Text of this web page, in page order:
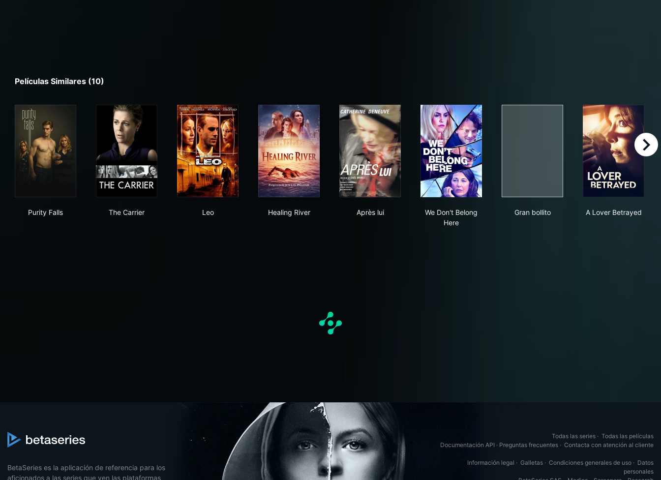
Películas Similares (10)
Purity Falls
The Carrier
Leo
Healing River
Après lui
We Don't Belong
Here
Gran bollito
A Lover Betrayed
right
BetaSeries es la aplicación de referencia para los
aficionados a las series que ven las plataformas
Todas las series · Todas las películas
Documentación API · Preguntas frecuentes · Contacta con atención al cliente
Información legal · Galletas · Condiciones generales de uso · Datos
personales